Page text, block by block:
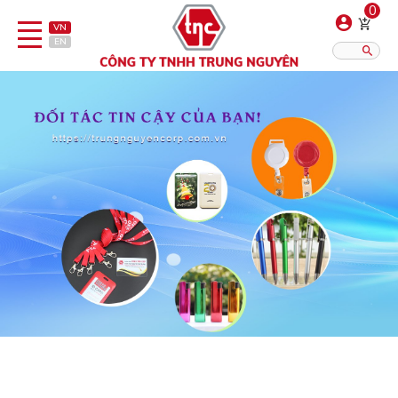
VN
EN
0
Bút
Bật lửa
Đồ sứ quà tặng
Bình/ca giữ nhiệt
Dây đeo & Phụ kiện